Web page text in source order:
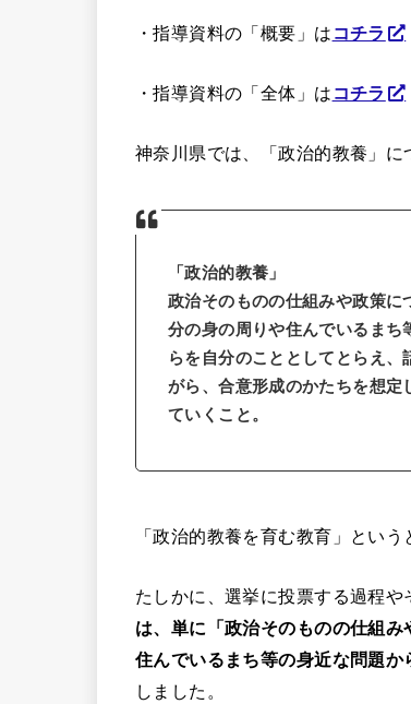
・指導資料の「概要」は コチラ
・指導資料の「全体」は コチラ
神奈川県では、「政治的教養」に
「政治的教養」
政治そのものの仕組みや政策に
分の身の周りや住んでいるまち
らを自分のこととしてとらえ
がら、合意形成のかたちを想定
ていくこと。
「政治的教養を育む教育」とい
たしかに、選挙に投票する過程
は、単に「政治そのものの仕組
住んでいるまち等の身近な問題
しました。